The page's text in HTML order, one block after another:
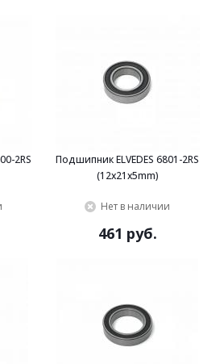
2RS
Подшипник ELVEDES 6801-2RS
(12x21x5mm)
Нет в наличии
461 руб.